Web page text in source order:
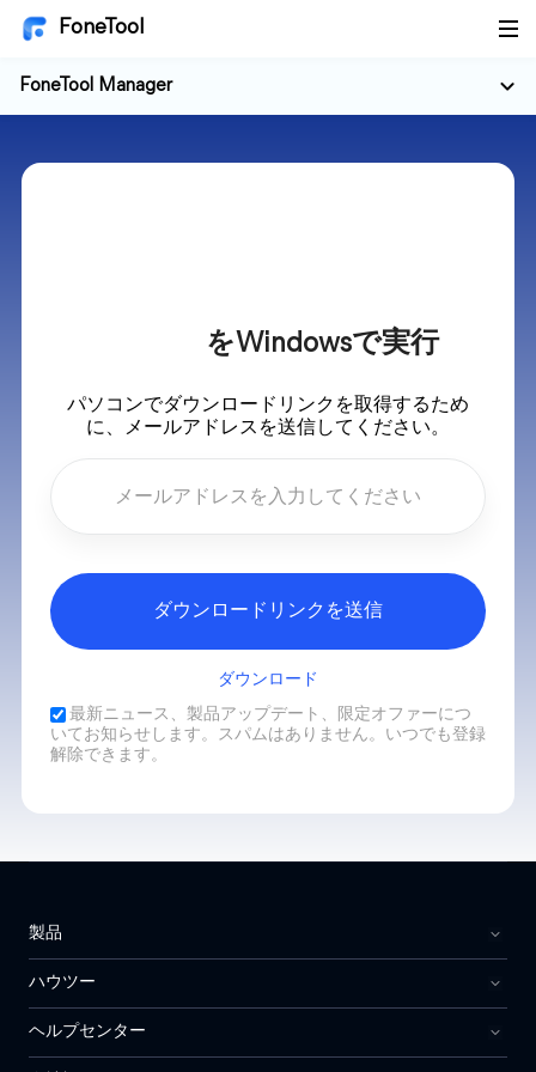
FoneTool
FoneTool Manager
をWindowsで実行
パソコンでダウンロードリンクを取得するため
に、メールアドレスを送信してください。
ダウンロードリンクを送信
ダウンロード
最新ニュース、製品アップデート、限定オファーにつ
いてお知らせします。スパムはありません。いつでも登録
解除できます。
製品
ハウツー
ヘルプセンター